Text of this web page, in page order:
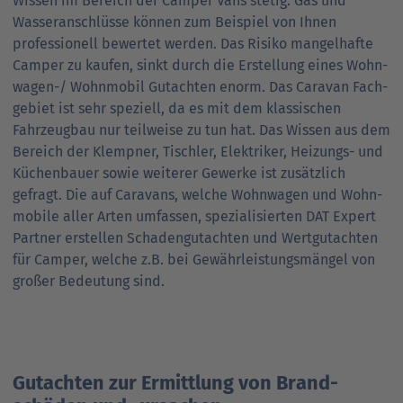
Wasser­anschlüsse können zum Beispiel von Ihnen
professionell bewertet werden. Das Risiko mangel­hafte
Camper zu kaufen, sinkt durch die Erstellung eines Wohn­
wagen-/ Wohn­mobil Gutachten enorm. Das Caravan Fach­
gebiet ist sehr speziell, da es mit dem klassischen
Fahrzeug­bau nur teilweise zu tun hat. Das Wissen aus dem
Bereich der Klempner, Tischler, Elektriker, Heizungs- und
Küchen­bauer sowie weiterer Gewerke ist zusätzlich
gefragt. Die auf Caravans, welche Wohn­wagen und Wohn­
mobile aller Arten umfassen, spezialisierten DAT Expert
Partner erstellen Schaden­gutachten und Wert­gutachten
für Camper, welche z.B. bei Gewähr­leistungs­mängel von
großer Bedeutung sind.
Gutachten zur Ermittlung von Brand­